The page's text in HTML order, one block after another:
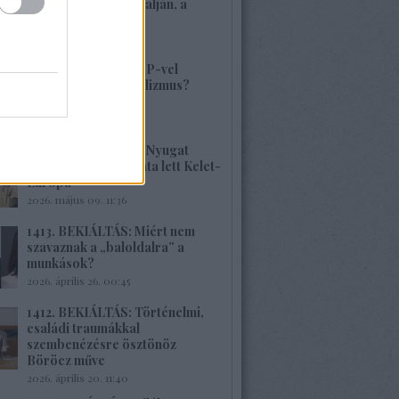
volt, alig van Kárpátalján, a
veszély összetett!
1415. BEKIÁLTÁS: MP-vel
visszatérne a szocializmus?
2026. május 10. 12:25
1414. BEKIÁLTÁS: A Nyugat
hulladékának lerakata lett Kelet-
Európa
2026. május 09. 11:36
1413. BEKIÁLTÁS: Miért nem
szavaznak a „baloldalra” a
munkások?
2026. április 26. 00:45
1412. BEKIÁLTÁS: Történelmi,
családi traumákkal
szembenézésre ösztönöz
Böröcz műve
2026. április 20. 11:40